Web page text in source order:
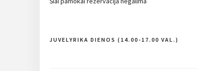
Navigacija
JUVELYRIKA DIENOS (14.00-17.00 VAL.)